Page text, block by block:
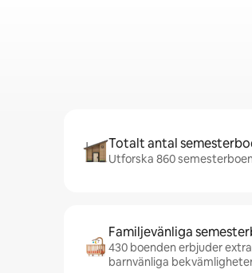
Totalt antal
Utforska 860
Familjevänliga
430 boenden erbjuder
barnvänliga